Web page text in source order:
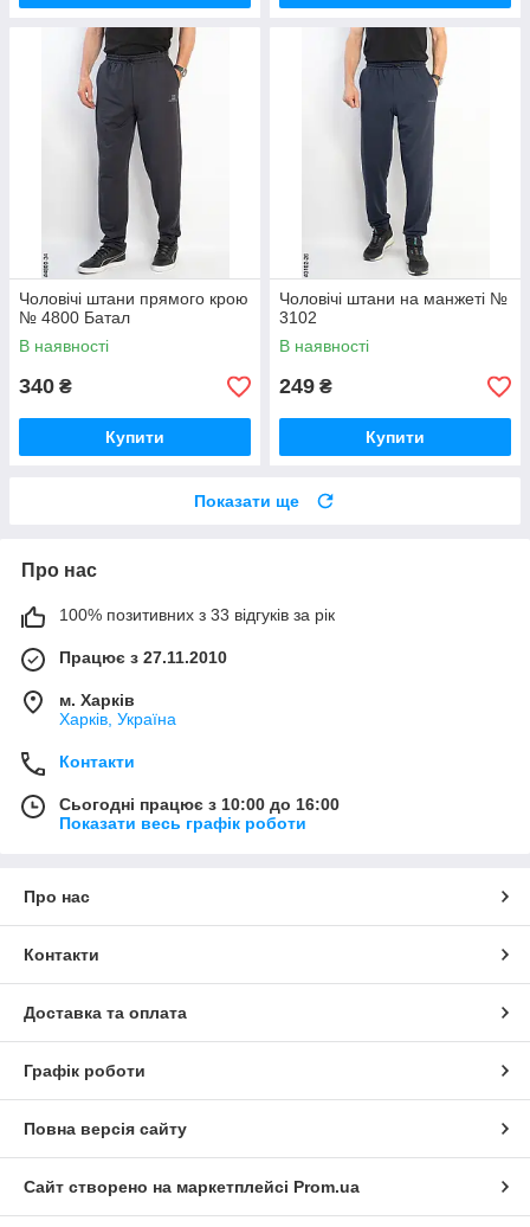
Чоловічі штани прямого крою
№ 4800 Батал
В наявності
340 ₴
Купити
Чоловічі штани на манжеті №
3102
В наявності
249 ₴
Купити
Показати ще
Про нас
100% позитивних з 33 відгуків за рік
Працює з 27.11.2010
м. Харків
Харків, Україна
Контакти
Сьогодні працює з 10:00 до 16:00
Показати весь графік роботи
Про нас
Контакти
Доставка та оплата
Графік роботи
Повна версія сайту
Сайт створено на маркетплейсі Prom.ua